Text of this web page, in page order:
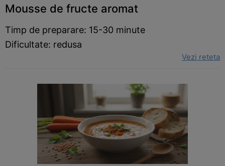
Mousse de fructe aromat
Timp de preparare: 15-30 minute
Dificultate: redusa
Vezi reteta